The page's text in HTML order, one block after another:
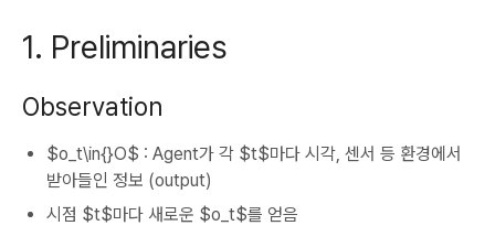
1. Preliminaries
Observation
$o_t\in{}O$ : Agent가 각 $t$마다 시각, 센서 등 환경에서
받아들인 정보 (output)
시점 $t$마다 새로운 $o_t$를 얻음